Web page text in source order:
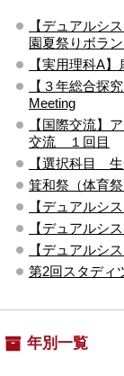
【デュアルシ
園夏祭りボラ
【実用理科A
【３年総合探
Meeting
【国際交流】
交流 １回目
【選択科目 生
箕和祭（体育祭
【デュアルシ
【デュアルシ
【デュアルシ
第2回スタディ
年別一覧